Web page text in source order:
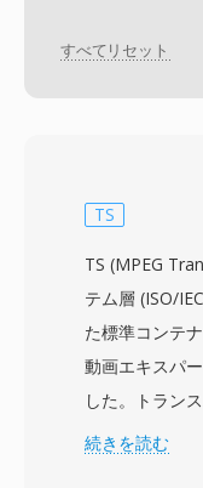
すべてリセット
TS
TS (MPEG
テム層 (ISO/
た標準コンテ
動画エキスパ
した。トラン
ビ、衛星通信
続きを読む